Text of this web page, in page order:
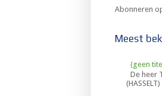
Abonneren
Meest
(geen
De heer